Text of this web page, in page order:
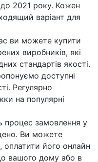
2021 року. Кожен
варіант для
ви можете купити
виробників, які
стандартів якості.
доступні
Регулярно
на популярні
процес замовлення у
Ви можете
оплатити його онлайн
вашого дому або в